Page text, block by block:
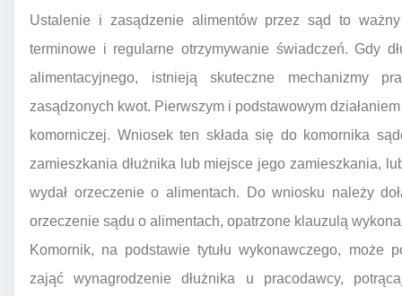
Ustalenie i zasądzenie alimentów przez sąd to
terminowe i regularne otrzymywanie świadczeń. Gdy
alimentacyjnego, istnieją skuteczne mechanizmy
zasądzonych kwot. Pierwszym i podstawowym
komorniczej. Wniosek ten składa się do komornika
zamieszkania dłużnika lub miejsce jego zamieszkania,
wydał orzeczenie o alimentach. Do wniosku należy
orzeczenie sądu o alimentach, opatrzone klauzulą
Komornik, na podstawie tytułu wykonawczego, może
zająć wynagrodzenie dłużnika u pracodawcy,